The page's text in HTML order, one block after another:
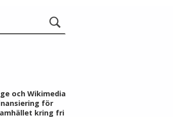
och Wikimedia
för
kring fri